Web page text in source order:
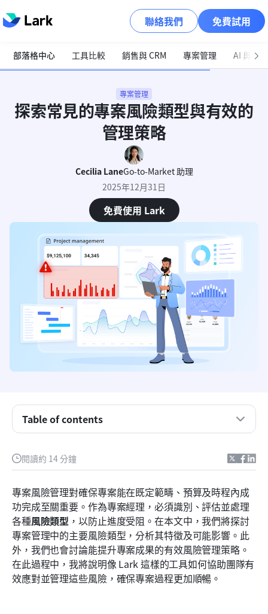
聯絡我們 免費試用
部落格中心 工具比較 銷售與 CRM 專案管理 AI 與自
專案管理
探索常見的專案風險類型與有效的
管理策略
Cecilia LaneGo-to-Market 助理
2025年12月31日
免費使用 Lark
閱讀約 14 分鐘
專案風險管理對確保專案能在既定範疇、預算及時程內成
功完成至關重要。作為專案經理，必須識別、評估並處理
各種風險類型 ，以防止進度受阻。在本文中，我們將探討
專案管理中的主要風險類型，分析其特徵及可能影響。此
外，我們也會討論能提升專案成果的有效風險管理策略。
在此過程中，我將說明像 Lark 這樣的工具如何協助團隊有
效應對並管理這些風險，確保專案過程更加順暢。
Table of contents
專案風險的種類
分析並優先處理專案風險
專案執行效率的風險管理策略
管理專案風險的工具
有效風險管理的最佳做法